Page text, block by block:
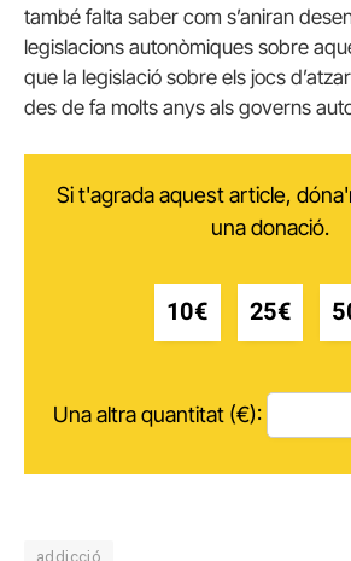
també falta saber com s’aniran
legislacions autonòmiques sobre
que la legislació sobre els jocs
des de fa molts anys als governs
Si t'agrada aquest article,
una donació.
10€ 25€
Una altra quantitat (€):
addicció